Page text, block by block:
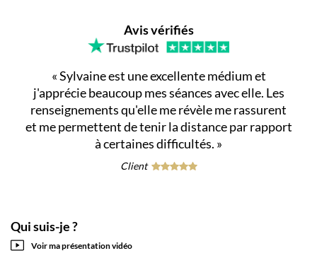
Avis vérifiés
«Sylvaine est une excellente médium et
j'apprécie beaucoup mes séances avec elle. Les
renseignements qu'elle me révèle me rassurent
et me permettent de tenir la distance par rapport
à certaines difficultés. »
Client
Qui suis-je ?
Voir ma présentation vidéo